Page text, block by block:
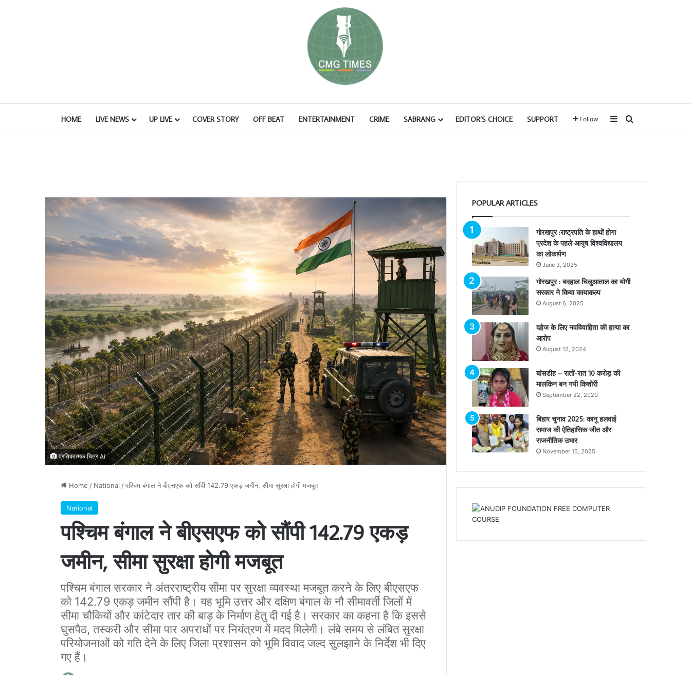
HOME LIVE NEWS UP LIVE COVER STORY OFF BEAT ENTERTAINMENT CRIME SABRANG EDITOR’S CHOICE SUPPORT Follow SidebarSearch for
प्रतिकात्मक चित्र Ai
Home / National /पश्चिम बंगाल ने बीएसएफ को सौंपी 142.79 एकड़ जमीन, सीमा सुरक्षा होगी मजबूत
National
पश्चिम बंगाल ने बीएसएफ को सौंपी 142.79 एकड़
जमीन, सीमा सुरक्षा होगी मजबूत
पश्चिम बंगाल सरकार ने अंतरराष्ट्रीय सीमा पर सुरक्षा व्यवस्था मजबूत करने के लिए बीएसएफ
को 142.79 एकड़ जमीन सौंपी है। यह भूमि उत्तर और दक्षिण बंगाल के नौ सीमावर्ती जिलों में
सीमा चौकियों और कांटेदार तार की बाड़ के निर्माण हेतु दी गई है। सरकार का कहना है कि इससे
घुसपैठ, तस्करी और सीमा पार अपराधों पर नियंत्रण में मदद मिलेगी। लंबे समय से लंबित सुरक्षा
परियोजनाओं को गति देने के लिए जिला प्रशासन को भूमि विवाद जल्द सुलझाने के निर्देश भी दिए
गए हैं।
POPULAR ARTICLES
गोरखपुर :राष्ट्रपति के हाथों होगा
प्रदेश के पहले आयुष विश्वविद्यालय
का लोकार्पण
June 3, 2025
गोरखपुर : बदहाल चिलुआताल का योगी
सरकार ने किया कायाकल्प
August 6, 2025
दहेज के लिए नवविवाहिता की हत्या का
आरोप
August 12, 2024
बांसडीह – रातों-रात 10 करोड़ की
मालकिन बन गयी किशोरी
September 22, 2020
बिहार चुनाव 2025: कानू हलवाई
समाज की ऐतिहासिक जीत और
राजनीतिक उभार
November 15, 2025